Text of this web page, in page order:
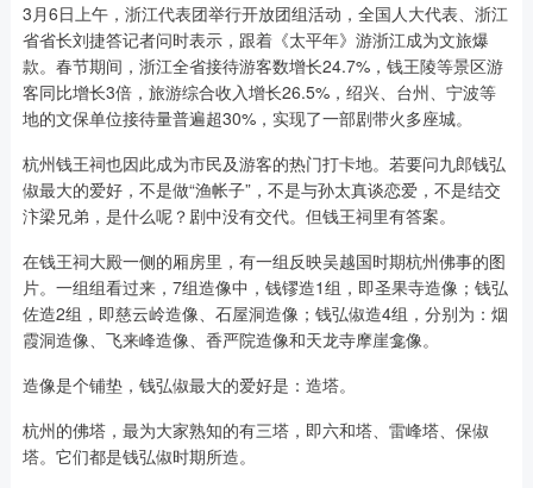
3月6日上午，浙江代表团举行开放团组活动，全国人大代表、浙江
省省长刘捷答记者问时表示，跟着《太平年》游浙江成为文旅爆
款。春节期间，浙江全省接待游客数增长24.7%，钱王陵等景区游
客同比增长3倍，旅游综合收入增长26.5%，绍兴、台州、宁波等
地的文保单位接待量普遍超30%，实现了一部剧带火多座城。
杭州钱王祠也因此成为市民及游客的热门打卡地。若要问九郎钱弘
俶最大的爱好，不是做“渔帐子”，不是与孙太真谈恋爱，不是结交
汴梁兄弟，是什么呢？剧中没有交代。但钱王祠里有答案。
在钱王祠大殿一侧的厢房里，有一组反映吴越国时期杭州佛事的图
片。一组组看过来，7组造像中，钱镠造1组，即圣果寺造像；钱弘
佐造2组，即慈云岭造像、石屋洞造像；钱弘俶造4组，分别为：烟
霞洞造像、飞来峰造像、香严院造像和天龙寺摩崖龛像。
造像是个铺垫，钱弘俶最大的爱好是：造塔。
杭州的佛塔，最为大家熟知的有三塔，即六和塔、雷峰塔、保俶
塔。它们都是钱弘俶时期所造。